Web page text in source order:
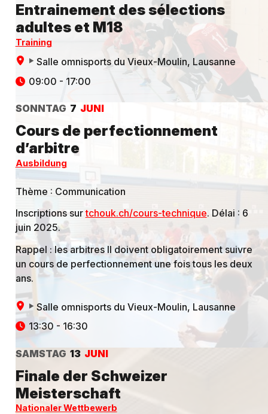
Entrainement des sélections
adultes et M18
Training
Salle omnisports du Vieux-Moulin, Lausanne
09:00 - 17:00
SONNTAG 7 JUNI
Cours de perfectionnement
d’arbitre
Ausbildung
Thème : Communication
Inscriptions surtchouk.ch/cours-technique. Délai : 6
juin 2025.
Rappel : les arbitres II doivent obligatoirement suivre
un cours de perfectionnement une fois tous les deux
ans.
Salle omnisports du Vieux-Moulin, Lausanne
13:30 - 16:30
SAMSTAG 13 JUNI
Finale der Schweizer
Meisterschaft
Nationaler Wettbewerb